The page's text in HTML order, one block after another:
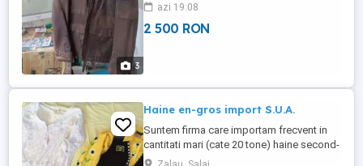
3
azi 19:08
2 500 RON
Haine en-gros import S.U.A.
Suntem firma care importam frecvent in
cantitati mari (cate 20 tone) haine second-
hand din Statele Unite ale Americii.